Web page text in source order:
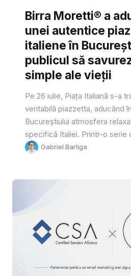
Birra Moretti® a
unei autentice
italiene în
publicul să
simple ale vieții
Pe 26 iulie, Piața Italiană s-a
veritabilă piazzetta, aducând
Bucureștiului atmosfera
specifică Italiei. Printr-o serie
Gabriel Barliga